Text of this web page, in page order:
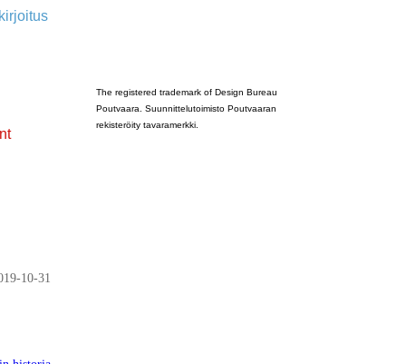
10-31
The registered trademark of Design Bureau
Poutvaara. Suunnittelutoimisto Poutvaaran
rekisteröity tavaramerkki.